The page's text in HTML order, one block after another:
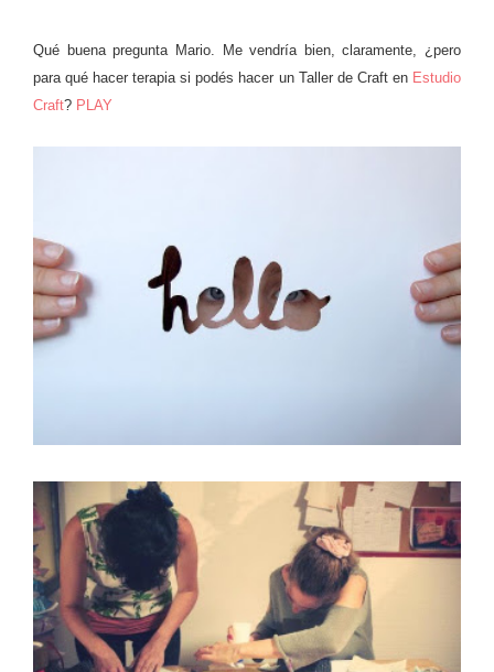
Qué buena pregunta Mario. Me vendría bien, claramente, ¿pero
para qué hacer terapia si podés hacer un Taller de Craft en Estudio
Craft? PLAY